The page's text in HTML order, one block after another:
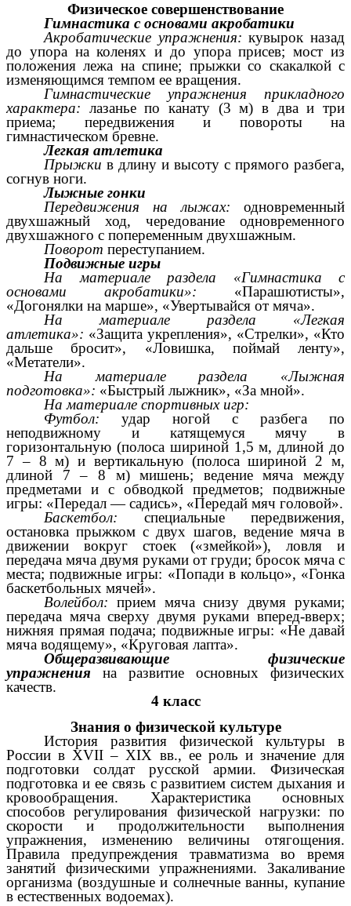
Физическое совершенствование
Гимнастика с основами акробатики
Акробатические упражнения: кувырок назад
до упора на коленях и до упора присев; мост из
положения лежа на спине; прыжки со скакалкой с
изменяющимся темпом ее вращения.
Гимнастические упражнения прикладного
характера: лазанье по канату (3 м) в два и три
приема; передвижения и повороты на
гимнастическом бревне.
Легкая атлетика
Прыжки в длину и высоту с прямого разбега,
согнув ноги.
Лыжные гонки
Передвижения на лыжах: одновременный
двухшажный ход, чередование одновременного
двухшажного с попеременным двухшажным.
Поворот переступанием.
Подвижные игры
На материале раздела «Гимнастика с
основами акробатики»: «Парашютисты»,
«Догонялки на марше», «Увертывайся от мяча».
На материале раздела «Легкая
атлетика»: «Защита укрепления», «Стрелки», «Кто
дальше бросит», «Ловишка, поймай ленту»,
«Метатели».
На материале раздела «Лыжная
подготовка»: «Быстрый лыжник», «За мной».
На материале спортивных игр:
Футбол: удар ногой с разбега по
неподвижному и катящемуся мячу в
горизонтальную (полоса шириной 1,5 м, длиной до
7 – 8 м) и вертикальную (полоса шириной 2 м,
длиной 7 – 8 м) мишень; ведение мяча между
предметами и с обводкой предметов; подвижные
игры: «Передал — садись», «Передай мяч головой».
Баскетбол: специальные передвижения,
остановка прыжком с двух шагов, ведение мяча в
движении вокруг стоек («змейкой»), ловля и
передача мяча двумя руками от груди; бросок мяча с
места; подвижные игры: «Попади в кольцо», «Гонка
баскетбольных мячей».
Волейбол: прием мяча снизу двумя руками;
передача мяча сверху двумя руками вперед-вверх;
нижняя прямая подача; подвижные игры: «Не давай
мяча водящему», «Круговая лапта».
Общеразвивающие физические
упражнения на развитие основных физических
качеств.
4 класс
Знания о физической культуре
История развития физической культуры в
России в XVII – XIX вв., ее роль и значение для
подготовки солдат русской армии. Физическая
подготовка и ее связь с развитием систем дыхания и
кровообращения. Характеристика основных
способов регулирования физической нагрузки: по
скорости и продолжительности выполнения
упражнения, изменению величины отягощения.
Правила предупреждения травматизма во время
занятий физическими упражнениями. Закаливание
организма (воздушные и солнечные ванны, купание
в естественных водоемах).